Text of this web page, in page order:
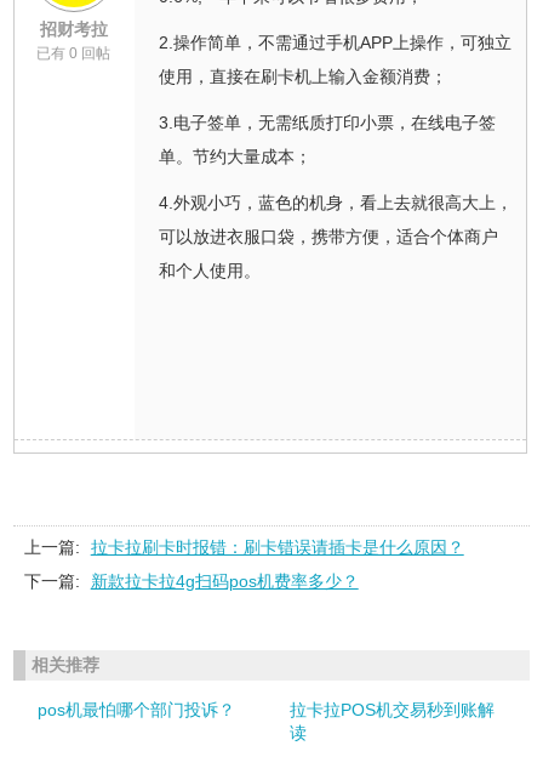
招财考拉
已有 0 回帖
2.操作简单，不需通过手机APP上操作，可独立
使用，直接在刷卡机上输入金额消费；
3.电子签单，无需纸质打印小票，在线电子签
单。节约大量成本；
4.外观小巧，蓝色的机身，看上去就很高大上，
可以放进衣服口袋，携带方便，适合个体商户
和个人使用。
上一篇:
拉卡拉刷卡时报错：刷卡错误请插卡是什么原因？
下一篇:
新款拉卡拉4g扫码pos机费率多少？
相关推荐
pos机最怕哪个部门投诉？
拉卡拉POS机交易秒到账解
读